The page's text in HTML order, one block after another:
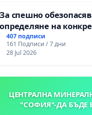
За спешно
определяне на
срокове и извършване
цялостна
републиканския път
Момин проход
407 подписи
161 Подписи / 7 дни
28 Jul 2026
ЦЕНТРАЛНА
"СОФИЯ"-ДА БЪДЕ